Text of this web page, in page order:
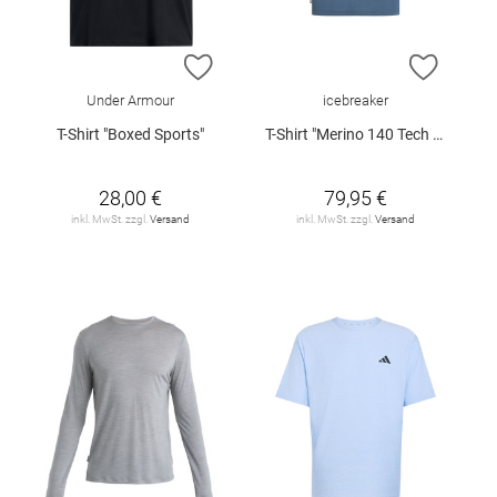
ZUR WUNSCHLISTE HINZUFÜGEN
Under Armour
T-Shirt "Boxed Sports"
28,00 €
inkl. MwSt. zzgl. Versand
ZUR
icebreaker
T-Shirt "Merino 140 Tech Lite III"
79,95 €
inkl. MwSt. zzgl. Versand